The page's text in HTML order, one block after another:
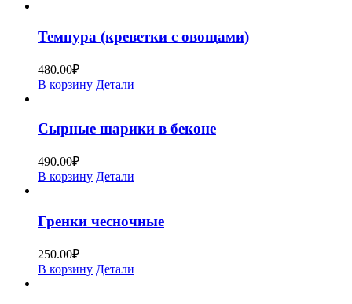
Темпура (креветки с овощами)
480.00₽
В корзину Детали
Сырные шарики в беконе
490.00₽
В корзину Детали
Гренки чесночные
250.00₽
В корзину Детали